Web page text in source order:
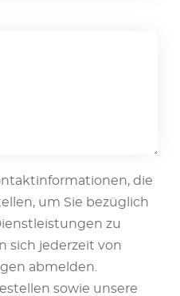
die
um Sie bezüglich
zu
sich jederzeit von
abmelden.
sowie unsere